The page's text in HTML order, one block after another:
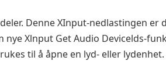
Denne XInput-nedlastingen
nye Xlnput Get Audio Devicelds-
til å åpne en lyd- eller lydenhet.